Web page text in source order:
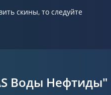
скины, то следуйте
Воды Нефтиды"